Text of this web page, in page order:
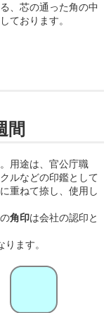
、芯の通った角の中
ております。
間
用途は、官公庁職
ルなどの印鑑として
重ねて捺し、使用し
角印は会社の認印と
ます。